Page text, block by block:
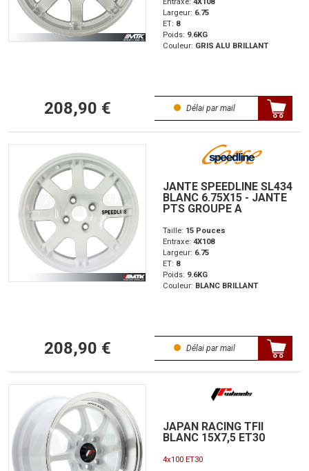
Entraxe: 4X108
Largeur: 6.75
ET: 8
Poids: 9.6KG
Couleur: GRIS ALU BRILLANT
208,90 € Délai par mail
JANTE SPEEDLINE SL434
BLANC 6.75X15 - JANTE
PTS GROUPE A
Taille: 15 Pouces
Entraxe: 4X108
Largeur: 6.75
ET: 8
Poids: 9.6KG
Couleur: BLANC BRILLANT
208,90 € Délai par mail
JAPAN RACING TFII
BLANC 15X7,5 ET30
4x100 ET30